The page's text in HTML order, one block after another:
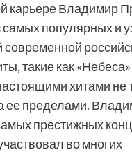
карьере Владимир
самых популярных и
современной
такие как
хитами не
ее пределами.
престижных
во многих